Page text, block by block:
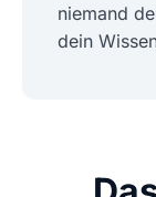
niemand
dein